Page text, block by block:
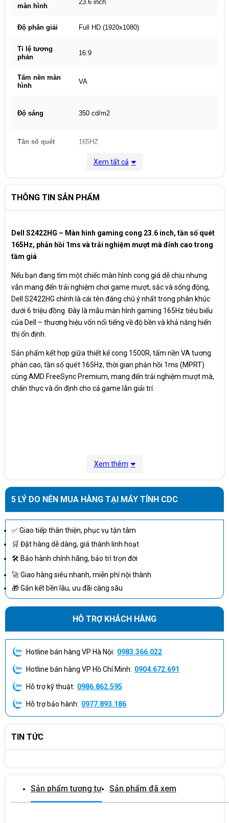
màn hình
23.6 inch
Độ phân giải Full HD (1920x1080)
Tỉ lệ tương
phản
16:9
Tấm nền màn
hình
VA
Độ sáng 350 cd/m2
Tần số quét 165HZ
2 x HDMI 2.0
4ms
Góc nhìn 178°(H)/178°(V)
Phụ kiện
Tính năng
Màn hình thiết kế công thái học, tùy chỉnh
độ cao màn hình, Chống lóa
Kích thước 53.37 x 19.00 x 35.08 cm
Cân nặng
Điện năng tiêu
thụ
37W
Bảo hành 36 Tháng
Xem tất cả
THÔNG TIN SẢN PHẨM
Dell S2422HG – Màn hình gaming cong 23.6 inch, tần số quét
165Hz, phản hồi 1ms và trải nghiệm mượt mà đỉnh cao trong
tầm giá
Nếu bạn đang tìm một chiếc màn hình cong giá dễ chịu nhưng
vẫn mang đến trải nghiệm chơi game mượt, sắc và sống động,
Dell S2422HG chính là cái tên đáng chú ý nhất trong phân khúc
dưới 6 triệu đồng. Đây là mẫu màn hình gaming 165Hz tiêu biểu
của Dell – thương hiệu vốn nổi tiếng về độ bền và khả năng hiển
thị ổn định.
Sản phẩm kết hợp giữa thiết kế cong 1500R, tấm nền VA tương
phản cao, tần số quét 165Hz, thời gian phản hồi 1ms (MPRT)
cùng AMD FreeSync Premium, mang đến trải nghiệm mượt mà,
chân thực và ổn định cho cả game lẫn giải trí.
Xem thêm
5 LÝ DO NÊN MUA HÀNG TẠI MÁY TÍNH CDC
✅ Giao tiếp thân thiện, phục vụ tận tâm
🛒 Đặt hàng dễ dàng, giá thành linh hoạt
🛠 Bảo hành chính hãng, bảo trì trọn đời
🚀 Giao hàng siêu nhanh, miễn phí nội thành
🎁 Gắn kết bền lâu, ưu đãi càng sâu
HỖ TRỢ KHÁCH HÀNG
Hotline bán hàng VP Hà Nội: 0983.366.022
Hotline bán hàng VP Hồ Chí Minh: 0904.672.691
Hỗ trợ kỹ thuật: 0986.862.595
Hỗ trợ bảo hành: 0977.893.186
TIN TỨC
Sản phẩm tương tự Sản phẩm đã xem